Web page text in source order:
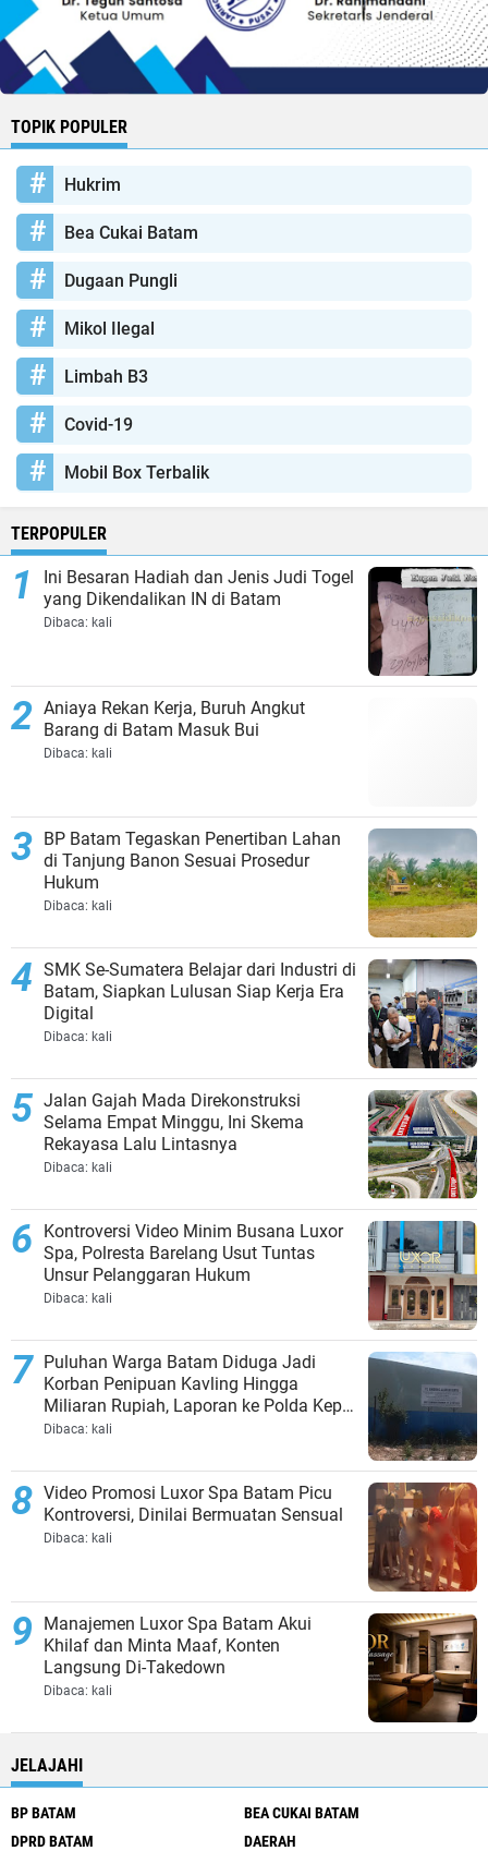
TOPIK POPULER
Hukrim
Bea Cukai Batam
Dugaan Pungli
Mikol Ilegal
Limbah B3
Covid-19
Mobil Box Terbalik
TERPOPULER
Ini Besaran Hadiah dan Jenis Judi Togel
yang Dikendalikan IN di Batam
Dibaca: kali
Aniaya Rekan Kerja, Buruh Angkut
Barang di Batam Masuk Bui
Dibaca: kali
BP Batam Tegaskan Penertiban Lahan
di Tanjung Banon Sesuai Prosedur
Hukum
Dibaca: kali
SMK Se-Sumatera Belajar dari Industri di
Batam, Siapkan Lulusan Siap Kerja Era
Digital
Dibaca: kali
Jalan Gajah Mada Direkonstruksi
Selama Empat Minggu, Ini Skema
Rekayasa Lalu Lintasnya
Dibaca: kali
Kontroversi Video Minim Busana Luxor
Spa, Polresta Barelang Usut Tuntas
Unsur Pelanggaran Hukum
Dibaca: kali
Puluhan Warga Batam Diduga Jadi
Korban Penipuan Kavling Hingga
Miliaran Rupiah, Laporan ke Polda Kepri
Jalan di Tempat?
Dibaca: kali
Video Promosi Luxor Spa Batam Picu
Kontroversi, Dinilai Bermuatan Sensual
Dibaca: kali
Manajemen Luxor Spa Batam Akui
Khilaf dan Minta Maaf, Konten
Langsung Di-Takedown
Dibaca: kali
JELAJAHI
BP BATAM
BEA CUKAI BATAM
DPRD BATAM
DAERAH